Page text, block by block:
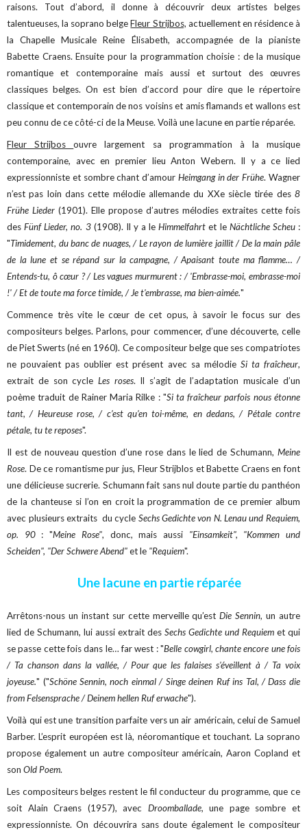
raisons. Tout d’abord, il donne à découvrir deux artistes belges
talentueuses, la soprano belgeFleur Strijbos, actuellement en résidence à
la Chapelle Musicale Reine Élisabeth, accompagnée de la pianiste
Babette Craens. Ensuite pour la programmation choisie : de la musique
romantique et contemporaine mais aussi et surtout des œuvres
classiques belges. On est bien d’accord pour dire que le répertoire
classique et contemporain de nos voisins et amis flamands et wallons est
peu connu de ce côté-ci de la Meuse. Voilà une lacune en partie réparée.
Fleur Strijbosouvre largement sa programmation à la musique
contemporaine, avec en premier lieu Anton Webern. Il y a ce lied
expressionniste et sombre chant d’amour Heimgang in der Frühe. Wagner
n’est pas loin dans cette mélodie allemande du XXe siècle tirée des 8
Frühe Lieder(1901). Elle propose d’autres mélodies extraites cette fois
desFünf Lieder, no. 3(1908). Il y a leHimmelfahrt et le Nächtliche Scheu:
"Timidement, du banc de nuages, / Le rayon de lumière jaillit / De la main pâle
de la lune et se répand sur la campagne, / Apaisant toute ma flamme… /
Entends-tu, ô cœur ? / Les vagues murmurent : / 'Embrasse-moi, embrasse-moi
!' / Et de toute ma force timide, / Je t'embrasse, ma bien-aimée."
Commence très vite le cœur de cet opus, à savoir le focus sur des
compositeurs belges. Parlons, pour commencer, d’une découverte, celle
de Piet Swerts (né en 1960). Ce compositeur belge que ses compatriotes
ne pouvaient pas oublier est présent avec sa mélodie Si ta fraîcheur,
extrait de son cycle Les roses. Il s’agit de l’adaptation musicale d’un
poème traduit de Rainer Maria Rilke : "Si ta fraîcheur parfois nous étonne
tant, / Heureuse rose, / c’est qu’en toi-même, en dedans, / Pétale contre
pétale, tu te reposes".
Il est de nouveau question d’une rose dans le lied de Schumann, Meine
Rose. De ce romantisme pur jus, Fleur Strijblos et Babette Craens en font
une délicieuse sucrerie. Schumann fait sans nul doute partie du panthéon
de la chanteuse si l’on en croit la programmation de ce premier album
avec plusieurs extraits du cycle Sechs Gedichte von N. Lenau und Requiem,
op. 90: "Meine Rose", donc, mais aussi"Einsamkeit", "Kommen und
Scheiden", "Der Schwere Abend"et le "Requiem".
Une lacune en partie réparée
Arrêtons-nous un instant sur cette merveille qu’estDie Sennin, un autre
lied de Schumann, lui aussi extrait des Sechs Gedichte und Requiemet qui
se passe cette fois dans le… far west : "Belle cowgirl, chante encore une fois
/ Ta chanson dans la vallée, / Pour que les falaises s'éveillent à / Ta voix
joyeuse." ("Schöne Sennin, noch einmal / Singe deinen Ruf ins Tal, / Dass die
from Felsensprache / Deinem hellen Ruf erwache").
Voilà qui est une transition parfaite vers un air américain, celui de Samuel
Barber. L’esprit européen est là, néoromantique et touchant. La soprano
propose également un autre compositeur américain, Aaron Copland et
sonOld Poem.
Les compositeurs belges restent le fil conducteur du programme, que ce
soit Alain Craens (1957), avec Droomballade, une page sombre et
expressionniste. On découvrira sans doute également le compositeur